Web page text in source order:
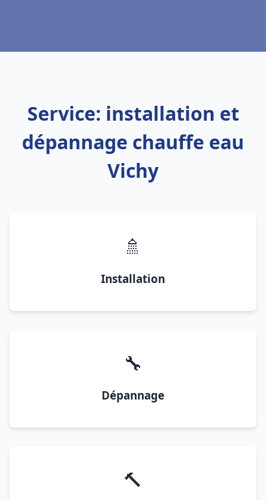
Service: installation et
dépannage chauffe eau
Vichy
🚿
Installation
🔧
Dépannage
🔨